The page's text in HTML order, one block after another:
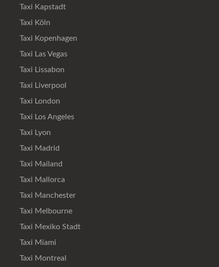
Taxi Kapstadt
Taxi Köln
Taxi Kopenhagen
Taxi Las Vegas
Taxi Lissabon
Taxi Liverpool
Taxi London
Taxi Los Angeles
Taxi Lyon
Taxi Madrid
Taxi Mailand
Taxi Mallorca
Taxi Manchester
Taxi Melbourne
Taxi Mexiko Stadt
Taxi Miami
Taxi Montreal